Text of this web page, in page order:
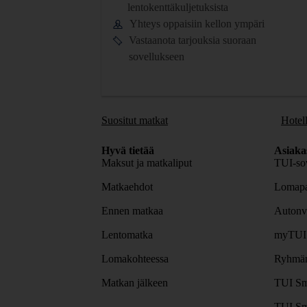
lentokenttäkuljetuksista
Yhteys oppaisiin kellon ympäri
Vastaanota tarjouksia suoraan
sovellukseen
Suositut matkat
Hyvä tietää
Maksut ja matkaliput
Matkaehdot
Ennen matkaa
Lentomatka
Lomakohteessa
Matkan jälkeen
TUI-
myTUI
TUI